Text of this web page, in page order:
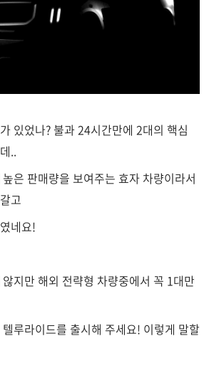
있었나? 불과 24시간만에 2대의 핵심
..
은 판매량을 보여주는 효자 차량이라서
고
네요!
지만 해외 전략형 차량중에서 꼭 1대만
루라이드를 출시해 주세요! 이렇게 말할